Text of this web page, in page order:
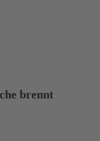
brennt